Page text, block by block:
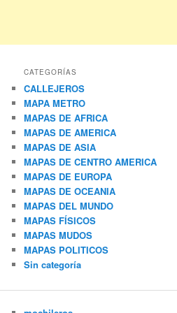
CATEGORÍAS
CALLEJEROS
MAPA METRO
MAPAS DE AFRICA
MAPAS DE AMERICA
MAPAS DE ASIA
MAPAS DE CENTRO AMERICA
MAPAS DE EUROPA
MAPAS DE OCEANIA
MAPAS DEL MUNDO
MAPAS FÍSICOS
MAPAS MUDOS
MAPAS POLITICOS
Sin categoría